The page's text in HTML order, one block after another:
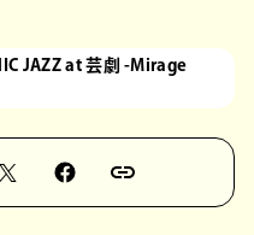
JAZZ at 芸劇 -Mirage